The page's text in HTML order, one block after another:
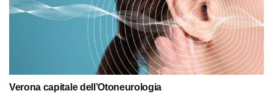
Verona capitale dell’Otoneurologia